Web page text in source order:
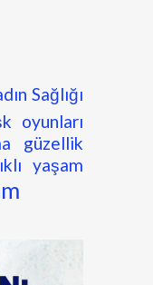
Sağlığı
oyunları
güzellik
yaşam